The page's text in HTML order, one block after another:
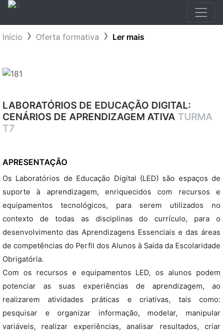
Início Oferta formativa Ler mais
LABORATÓRIOS DE EDUCAÇÃO DIGITAL:
CENÁRIOS DE APRENDIZAGEM ATIVA TURMA
T7
APRESENTAÇÃO
Os Laboratórios de Educação Digital (LED) são espaços de
suporte à aprendizagem, enriquecidos com recursos e
equipamentos tecnológicos, para serem utilizados no
contexto de todas as disciplinas do currículo, para o
desenvolvimento das Aprendizagens Essenciais e das áreas
de competências do Perfil dos Alunos à Saída da Escolaridade
Obrigatória.
Com os recursos e equipamentos LED, os alunos podem
potenciar as suas experiências de aprendizagem, ao
realizarem atividades práticas e criativas, tais como:
pesquisar e organizar informação, modelar, manipular
variáveis, realizar experiências, analisar resultados, criar